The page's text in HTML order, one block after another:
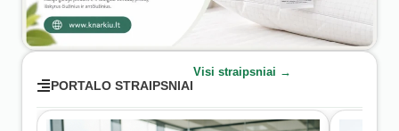
PORTALO STRAIPSNIAI
Visi straipsniai →